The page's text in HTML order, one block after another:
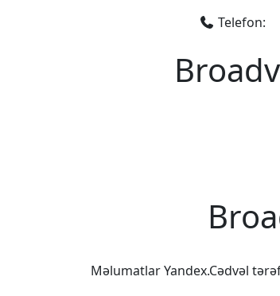
Telefon:
Məlumatlar Yandex.Cədvəl